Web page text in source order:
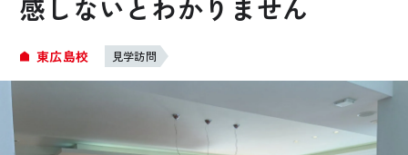
ホーム
お悩み・相談事例
感しないとわかりません
東広島校 見学訪問